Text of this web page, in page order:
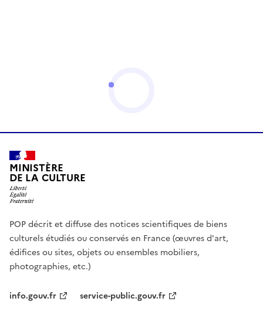
MINISTÈRE
DE LA CULTURE
POP décrit et diffuse des notices scientifiques de biens
culturels étudiés ou conservés en France (œuvres d'art,
édifices ou sites, objets ou ensembles mobiliers,
photographies, etc.)
info.gouv.fr
service-public.gouv.fr